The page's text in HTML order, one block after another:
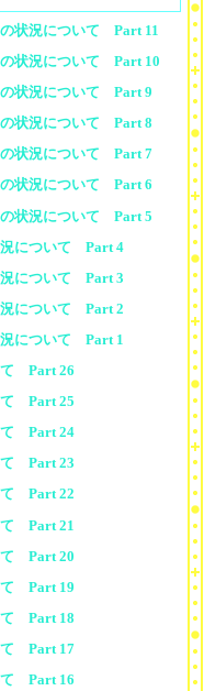
の状況について Part 11
の状況について Part 10
の状況について Part 9
の状況について Part 8
の状況について Part 7
の状況について Part 6
の状況について Part 5
況について Part 4
況について Part 3
況について Part 2
況について Part 1
て Part 26
て Part 25
て Part 24
て Part 23
て Part 22
て Part 21
て Part 20
て Part 19
て Part 18
て Part 17
て Part 16